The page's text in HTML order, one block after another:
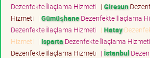
Dezenfekte İlaçlama Hizmeti | Giresun
Hizmeti | GümüşhaneDezenfekte İlaçlama
Dezenfekte İlaçlama Hizmeti | Hatay
Hizmeti | Isparta Dezenfekte İlaçlama Hizmeti
Dezenfekte İlaçlama Hizmeti | İstanbul